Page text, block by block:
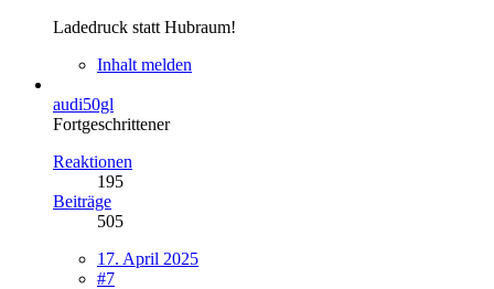
Ladedruck statt Hubraum!
Inhalt melden
audi50gl
Fortgeschrittener
Reaktionen
195
Beiträge
505
17. April 2025
#7